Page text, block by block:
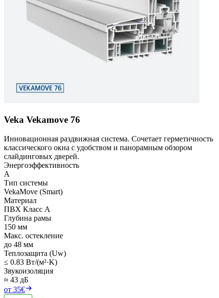
Veka Vekamove 76
Инновационная раздвижная система. Сочетает герметичность
классического окна с удобством и панорамным обзором
слайдинговых дверей.
Энергоэффективность
A
Тип системы
VekaMove (Smart)
Материал
ПВХ Класс А
Глубина рамы
150 мм
Макс. остекление
до 48 мм
Теплозащита (Uw)
≤ 0.83 Вт/(м²·K)
Звукоизоляция
≈ 43 дБ
от 35€